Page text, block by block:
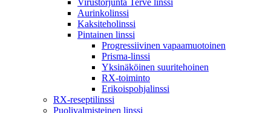
Virustorjunta Terve linssi
Aurinkolinssi
Kaksiteholinssi
Pintainen linssi
Progressiivinen vapaamuotoinen
Prisma-linssi
Yksinäköinen suuritehoinen
RX-toiminto
Erikoispohjalinssi
RX-reseptilinssi
Puolivalmisteinen linssi